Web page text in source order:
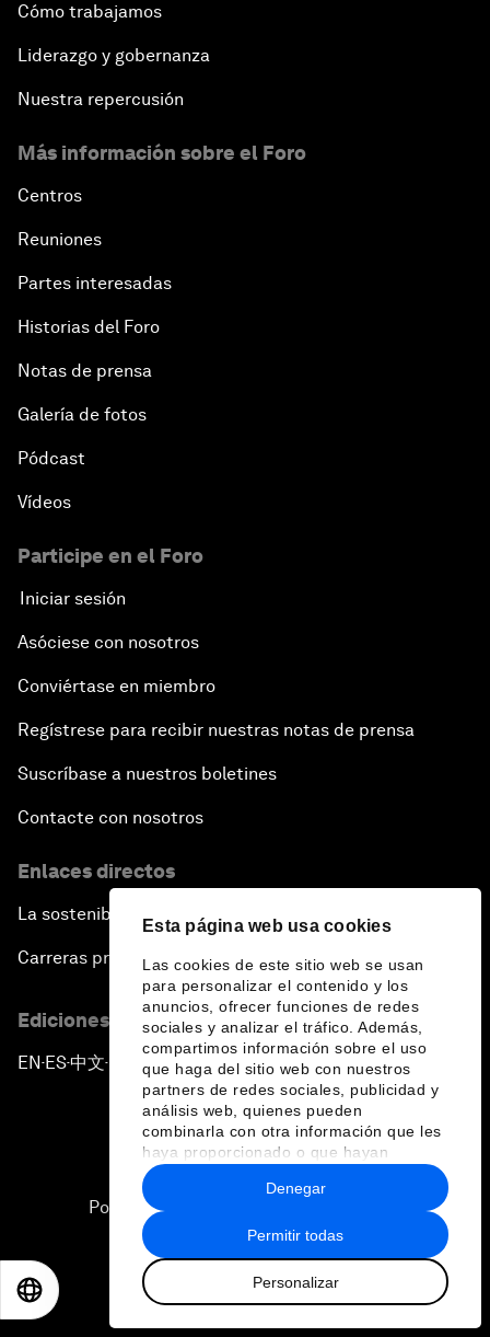
Esta página web usa cookies
Las cookies de este sitio web se usan
para personalizar el contenido y los
anuncios, ofrecer funciones de redes
sociales y analizar el tráfico. Además,
compartimos información sobre el uso
que haga del sitio web con nuestros
partners de redes sociales, publicidad y
análisis web, quienes pueden
combinarla con otra información que les
haya proporcionado o que hayan
recopilado a partir del uso que haya
hecho de sus servicios.
Permitir todas
Personalizar
Denegar
Cómo trabajamos
Liderazgo y gobernanza
Nuestra repercusión
Más información sobre el Foro
Centros
Reuniones
Partes interesadas
Historias del Foro
Notas de prensa
Galería de fotos
Pódcast
Vídeos
Participe en el Foro
Iniciar sesión
Asóciese con nosotros
Conviértase en miembro
Regístrese para recibir nuestras notas de prensa
Suscríbase a nuestros boletines
Contacte con nosotros
Enlaces directos
La sostenibilidad en el Foro
Carreras profesionales
Ediciones en otros idiomas
EN ▪ ES▪中文▪ 日本語
Política de privacidad y normas de uso
2026 Foro Económico Mundial